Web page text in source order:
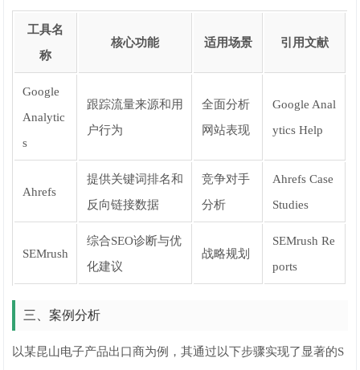
工具名
称
核心功能 适用场景 引用文献
Google
Analytic
s
跟踪流量来源和用
户行为
全面分析
网站表现
Google Anal
ytics Help
Ahrefs
提供关键词排名和
反向链接数据
竞争对手
分析
Ahrefs Case
Studies
SEMrush
综合SEO诊断与优
化建议
战略规划
SEMrush Re
ports
三、案例分析
以某昆山电子产品出口商为例，其通过以下步骤实现了显著的S